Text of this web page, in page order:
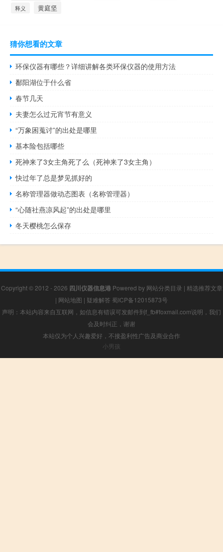
释义 黄庭坚
猜你想看的文章
环保仪器有哪些？详细讲解各类环保仪器的使用方法
鄱阳湖位于什么省
春节几天
夫妻怎么过元宵节有意义
“万象困蒐讨”的出处是哪里
基本险包括哪些
死神来了3女主角死了么（死神来了3女主角）
快过年了总是梦见抓好的
名称管理器做动态图表（名称管理器）
“心随社燕凉风起”的出处是哪里
冬天樱桃怎么保存
Copyright © 2012 - 2026 四川仪器信息港Powered by 网站分类目录 | 精选推荐文章
| 网站地图 | 疑难解答 蜀ICP备12015873号
声明：本站内容来自互联网，如信息有错误可发邮件到f_fb#foxmail.com说明，我们
会及时纠正，谢谢
本站仅为个人兴趣爱好，不接盈利性广告及商业合作
小男孩